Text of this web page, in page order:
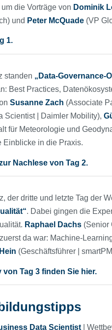
die Vorträge von Dominik
und Peter McQuade (VP
1.
standen „Data-Governance-
Best Practices,
Susanne Zach (Associate
Scientist | Daimler Mobility),
für Meteorologie und
Einblicke in die Praxis.
Nachlese von Tag 2.
der dritte und letzte Tag der
. Dabei gingen die
Raphael Dachs (Senior
da war: Machine-
Hein (Geschäftsführer |
von Tag 3 finden Sie hier.
Data Scientist |